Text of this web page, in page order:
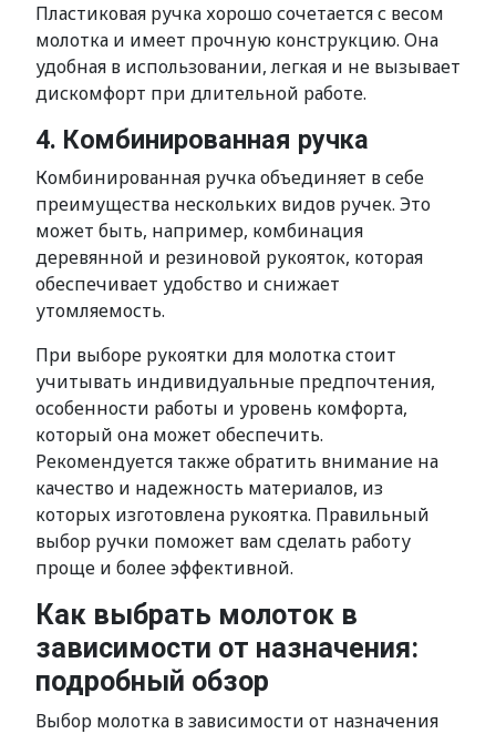
Пластиковая ручка хорошо сочетается с весом
молотка и имеет прочную конструкцию. Она
удобная в использовании, легкая и не вызывает
дискомфорт при длительной работе.
4. Комбинированная ручка
Комбинированная ручка объединяет в себе
преимущества нескольких видов ручек. Это
может быть, например, комбинация
деревянной и резиновой рукояток, которая
обеспечивает удобство и снижает
утомляемость.
При выборе рукоятки для молотка стоит
учитывать индивидуальные предпочтения,
особенности работы и уровень комфорта,
который она может обеспечить.
Рекомендуется также обратить внимание на
качество и надежность материалов, из
которых изготовлена рукоятка. Правильный
выбор ручки поможет вам сделать работу
проще и более эффективной.
Как выбрать молоток в
зависимости от назначения:
подробный обзор
Выбор молотка в зависимости от назначения